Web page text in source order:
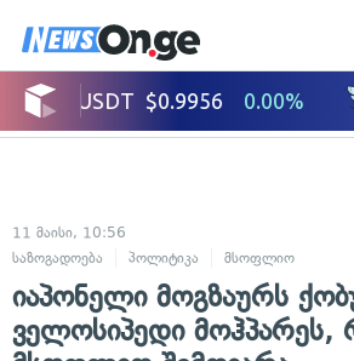
11 მაისი, 10:56
საზოგადოება
პოლიტიკა მსოფლიო
იაპონელი მოგზაურს
ველოსიპედი